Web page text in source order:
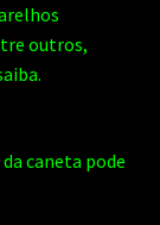
outros,
caneta pode